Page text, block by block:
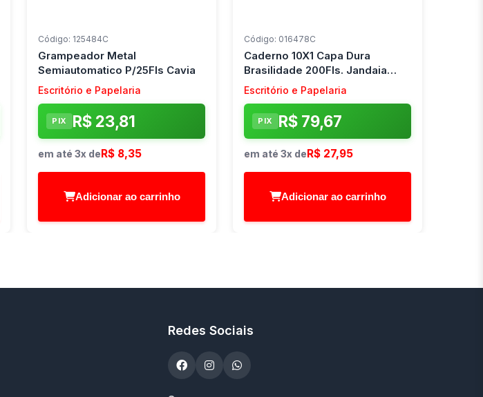
Código: 125484C
Grampeador Metal
Semiautomatico P/25Fls Cavia
Escritório e Papelaria
PIX R$ 23,81
em até 3x deR$ 8,35
Adicionar ao carrinho
Código: 016478C
Caderno 10X1 Capa Dura
Brasilidade 200Fls. Jandaia
(Pct.c/04)
Escritório e Papelaria
PIX R$ 79,67
em até 3x deR$ 27,95
Adicionar ao carrinho
Redes Sociais